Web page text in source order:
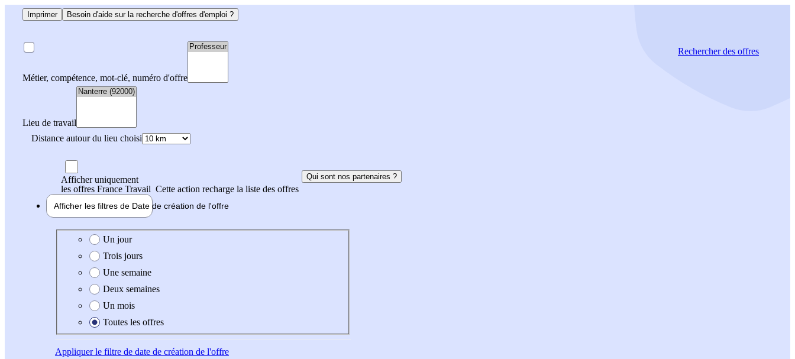
Imprimer Besoin d'aide sur la recherche d'offres d'emploi ?
Métier, compétence, mot-clé, numéro d'offre
Lieu de travail
Distance autour du lieu choisi
Rechercherdes offres
Afficher uniquement
les offres France Travail Cette action recharge la liste des offres
Qui sont nos partenaires ?
Afficher les filtres de Date de création de l'offre
Date de création de l'offre
Un jour
Trois jours
Une semaine
Deux semaines
Un mois
Toutes les offres
Appliquerle filtre de date de création de l'offre